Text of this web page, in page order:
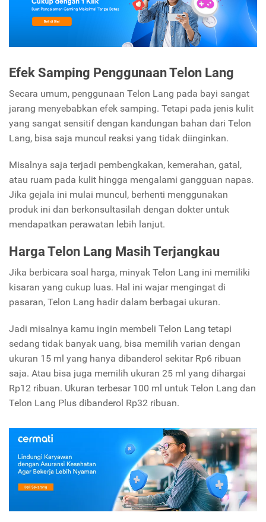
Efek Samping Penggunaan Telon Lang
Secara umum, penggunaan Telon Lang pada bayi sangat
jarang menyebabkan efek samping. Tetapi pada jenis kulit
yang sangat sensitif dengan kandungan bahan dari Telon
Lang, bisa saja muncul reaksi yang tidak diinginkan.
Misalnya saja terjadi pembengkakan, kemerahan, gatal,
atau ruam pada kulit hingga mengalami gangguan napas.
Jika gejala ini mulai muncul, berhenti menggunakan
produk ini dan berkonsultasilah dengan dokter untuk
mendapatkan perawatan lebih lanjut.
Harga Telon Lang Masih Terjangkau
Jika berbicara soal harga, minyak Telon Lang ini memiliki
kisaran yang cukup luas. Hal ini wajar mengingat di
pasaran, Telon Lang hadir dalam berbagai ukuran.
Jadi misalnya kamu ingin membeli Telon Lang tetapi
sedang tidak banyak uang, bisa memilih varian dengan
ukuran 15 ml yang hanya dibanderol sekitar Rp6 ribuan
saja. Atau bisa juga memilih ukuran 25 ml yang dihargai
Rp12 ribuan. Ukuran terbesar 100 ml untuk Telon Lang dan
Telon Lang Plus dibanderol Rp32 ribuan.